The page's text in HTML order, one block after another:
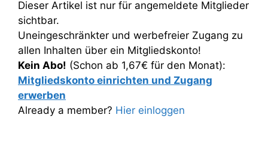
Dieser Artikel ist nur für angemeldete Mitglieder
sichtbar.
Uneingeschränkter und werbefreier Zugang zu
allen Inhalten über ein Mitgliedskonto!
Kein Abo! (Schon ab 1,67€ für den Monat):
Mitgliedskonto einrichten und Zugang
erwerben
Already a member? Hier einloggen